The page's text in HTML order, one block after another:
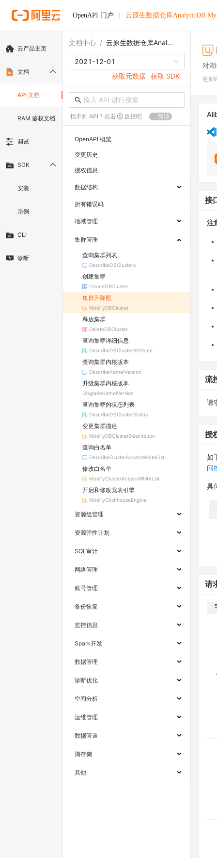
OpenAPI 门户 云原生数据仓库AnalyticDB
云产品主页
文档
API 文档
RAM 鉴权文档
调试
SDK
安装
示例
CLI
诊断
文档中心 / 云原生数据仓库AnalyticDB MySQL版
2021-12-01
获取元数据 获取 SDK
找不到 API ? 点击 反馈吧 简洁
OpenAPI 概览
变更历史
授权信息
数据结构
所有错误码
地域管理
集群管理
查询集群列表
DescribeDBClusters
创建集群
CreateDBCluster
集群升降配
ModifyDBCluster
释放集群
DeleteDBCluster
查询集群详细信息
DescribeDBClusterAttribute
查询集群内核版本
DescribeKernelVersion
升级集群内核版本
UpgradeKernelVersion
查询集群的状态列表
DescribeDBClusterStatus
变更集群描述
ModifyDBClusterDescription
查询白名单
DescribeClusterAccessWhiteList
修改白名单
ModifyClusterAccessWhiteList
开启和修改宽表引擎
ModifyClickhouseEngine
资源组管理
资源弹性计划
SQL审计
网络管理
账号管理
备份恢复
监控信息
Spark开发
数据管理
诊断优化
空间分析
运维管理
数据管道
湖存储
其他
对
更新
接
注
流
请
授
如
问
具
请